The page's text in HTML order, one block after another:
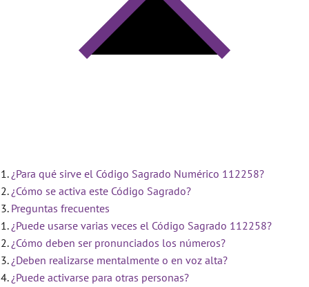
¿Para qué sirve el Código Sagrado Numérico 112258?
¿Cómo se activa este Código Sagrado?
Preguntas frecuentes
¿Puede usarse varias veces el Código Sagrado 112258?
¿Cómo deben ser pronunciados los números?
¿Deben realizarse mentalmente o en voz alta?
¿Puede activarse para otras personas?